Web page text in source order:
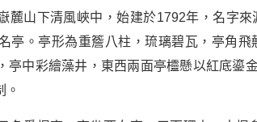
麓山下清風峽中，始建於1792年，名字
亭。亭形為重簷八柱，琉璃碧瓦，亭角
亭中彩繪藻井，東西兩面亭欞懸以紅底鎏
。